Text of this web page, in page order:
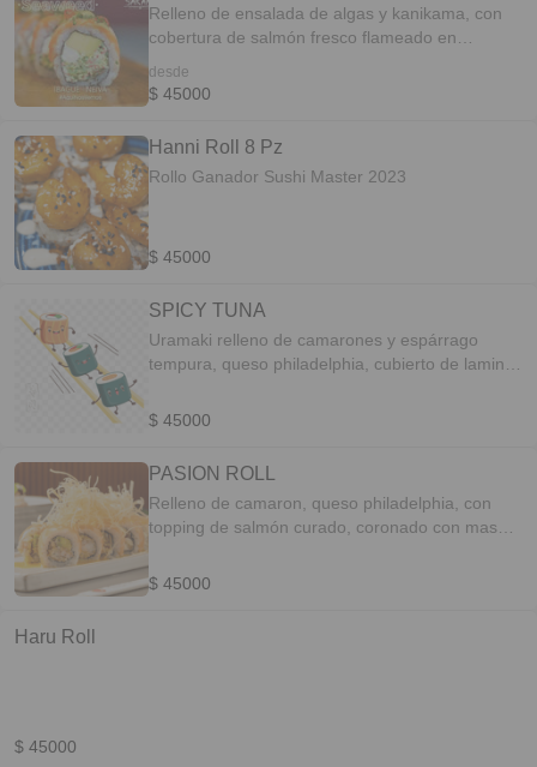
Relleno de ensalada de algas y kanikama, con
cobertura de salmón fresco flameado en
desde
$ 45000
Hanni Roll 8 Pz
Rollo Ganador Sushi Master 2023
$ 45000
SPICY TUNA
Uramaki relleno de camarones y espárrago
tempura, queso philadelphia, cubierto de laminas
chípotle.
$ 45000
PASION ROLL
Relleno de camaron, queso philadelphia, con
topping de salmón curado, coronado con masa
$ 45000
Haru Roll
$ 45000